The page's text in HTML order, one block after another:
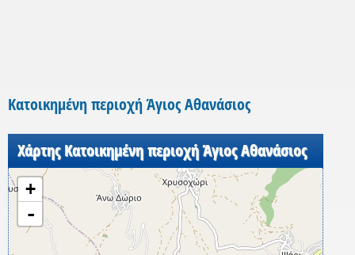
Κατοικημένη περιοχή Άγιος Αθανάσιος
Χάρτης Κατοικημένη περιοχή Άγιος Αθανάσιος
+
-